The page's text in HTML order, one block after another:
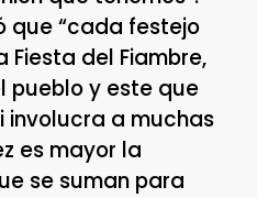
que “cada festejo
del Fiambre,
pueblo y este que
involucra a muchas
es mayor la
se suman para